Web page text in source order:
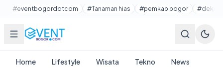
Lewati ke konten utama
#eventbogordotcom #Tanaman hias #pemkab bogor
Home Lifestyle Wisata Tekno News